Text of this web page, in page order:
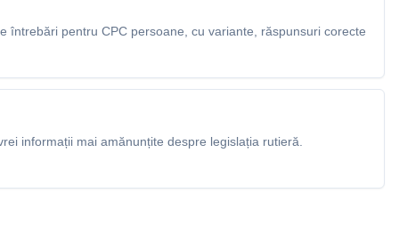
întrebări pentru CPC persoane, cu variante, răspunsuri corecte
informații mai amănunțite despre legislația rutieră.